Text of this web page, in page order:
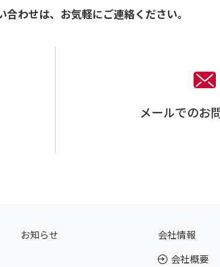
わせは、 お気軽にご連絡ください。
メールでのお
お知らせ
会社情報
会社概要